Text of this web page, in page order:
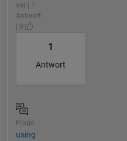
vor | 1
Antwort
| 0
1
Antwort
Frage
using